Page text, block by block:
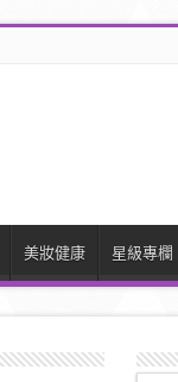
美妝健康 星級專欄